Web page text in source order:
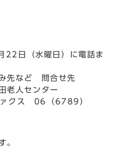
22日（水曜日）に電話ま
先など 問合せ先
老人センター
クス 06（6789）
。